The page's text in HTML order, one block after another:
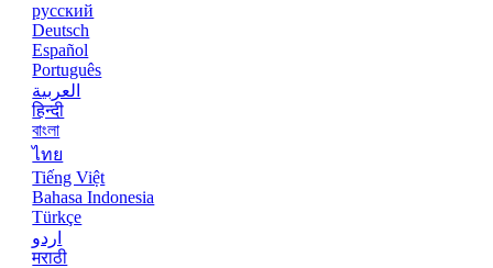
русский
Deutsch
Español
Português
العربية
हिन्दी
বাংলা
ไทย
Tiếng Việt
Bahasa Indonesia
Türkçe
اردو
मराठी